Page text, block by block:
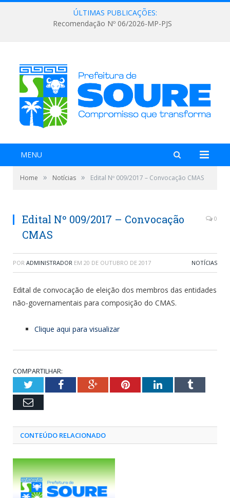
ÚLTIMAS PUBLICAÇÕES:
Recomendação Nº 06/2026-MP-PJS
MENU
Home » Notícias » Edital Nº 009/2017 – Convocação CMAS
Edital Nº 009/2017 – Convocação
CMAS
0
POR ADMINISTRADOR EM 20 DE OUTUBRO DE 2017 NOTÍCIAS
Edital de convocação de eleição dos membros das entidades
não-governamentais para composição do CMAS.
Clique aqui para visualizar
COMPARTILHAR:
TwitterFacebookGoogle+PinterestLinkedInTumblr
Email
CONTEÚDO RELACIONADO